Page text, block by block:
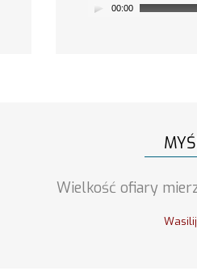
00:00
Wielkość ofiary